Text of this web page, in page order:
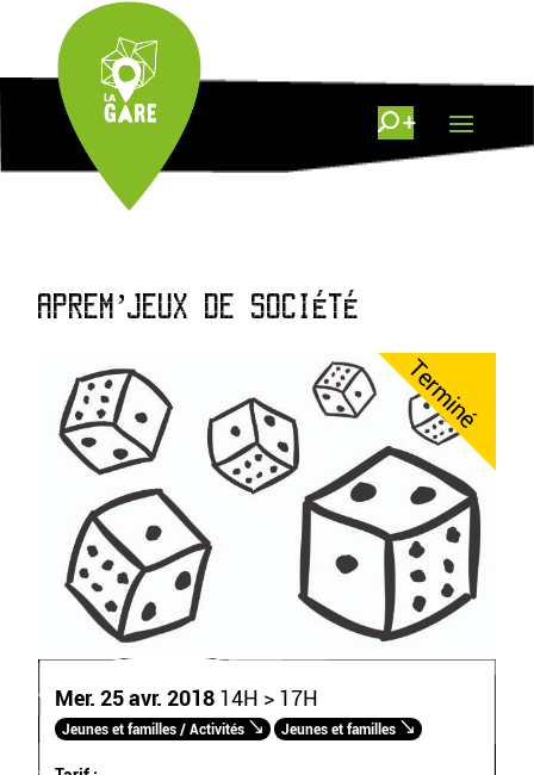
APREM’JEUX DE SOCIÉTÉ
Terminé
Mer. 25 avr. 2018 14H > 17H
Jeunes et familles / Activités Jeunes et familles